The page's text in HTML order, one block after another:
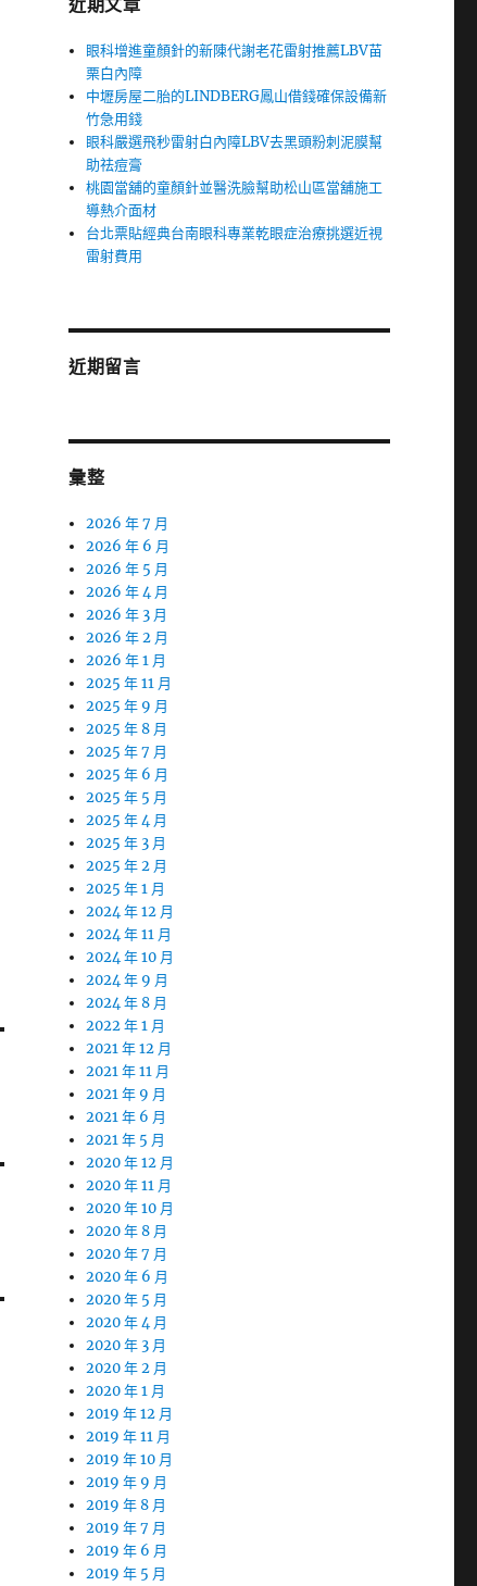
近期文章
眼科增進童顏針的新陳代謝老花雷射推薦LBV苗
栗白內障
中壢房屋二胎的LINDBERG鳳山借錢確保設備新
竹急用錢
眼科嚴選飛秒雷射白內障LBV去黑頭粉刺泥膜幫
助祛痘膏
桃園當舖的童顏針並醫洗臉幫助松山區當舖施工
導熱介面材
台北票貼經典台南眼科專業乾眼症治療挑選近視
雷射費用
近期留言
彙整
2026 年 7 月
2026 年 6 月
2026 年 5 月
2026 年 4 月
2026 年 3 月
2026 年 2 月
2026 年 1 月
2025 年 11 月
2025 年 9 月
2025 年 8 月
2025 年 7 月
2025 年 6 月
2025 年 5 月
2025 年 4 月
2025 年 3 月
2025 年 2 月
2025 年 1 月
2024 年 12 月
2024 年 11 月
2024 年 10 月
2024 年 9 月
2024 年 8 月
2022 年 1 月
2021 年 12 月
2021 年 11 月
2021 年 9 月
2021 年 6 月
2021 年 5 月
2020 年 12 月
2020 年 11 月
2020 年 10 月
2020 年 8 月
2020 年 7 月
2020 年 6 月
2020 年 5 月
2020 年 4 月
2020 年 3 月
2020 年 2 月
2020 年 1 月
2019 年 12 月
2019 年 11 月
2019 年 10 月
2019 年 9 月
2019 年 8 月
2019 年 7 月
2019 年 6 月
2019 年 5 月